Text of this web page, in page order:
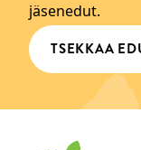
jäsenedut.
TSEKKAA